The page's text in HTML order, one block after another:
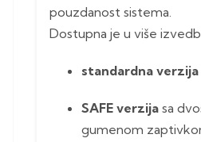
pouzdanost sistema.
Dostupna je u više
standardna verzija
SAFE verzija sa
gumenom